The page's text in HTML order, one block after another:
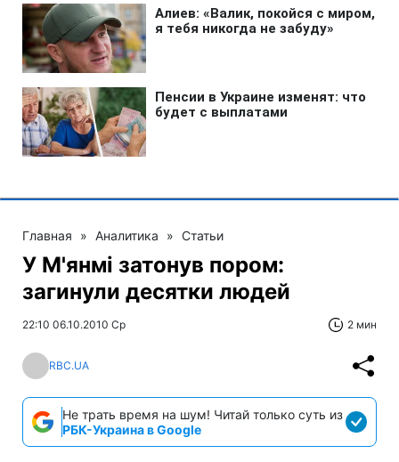
Главная » Аналитика » Статьи
У М'янмі затонув пором:
загинули десятки людей
22:10 06.10.2010 Ср 2 мин
RBC.UA
Не трать время на шум! Читай только суть из
РБК-Украина в Google